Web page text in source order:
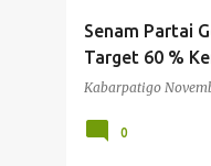
Senam Partai
Target 60 %
Pilkada 2024
Kabarpatigo
0